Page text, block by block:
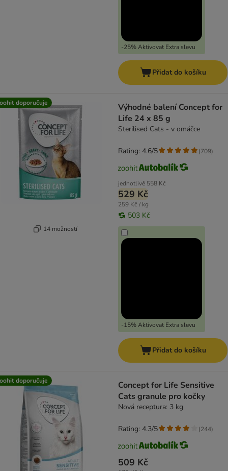
-25% Aktivovat Extra slevu
Přidat do košíku
doporučuje
14 možností
Výhodné balení Concept for
Life 24 x 85 g
Sterilised Cats - v omáčce
jednotlivě 558 Kč
529 Kč
259 Kč / kg
503 Kč
-15% Aktivovat Extra slevu
Rating: 4.6/5 (709)
Přidat do košíku
doporučuje
Concept for Life Sensitive
Cats granule pro kočky
Nová receptura: 3 kg
509 Kč
Rating: 4.3/5 (244)